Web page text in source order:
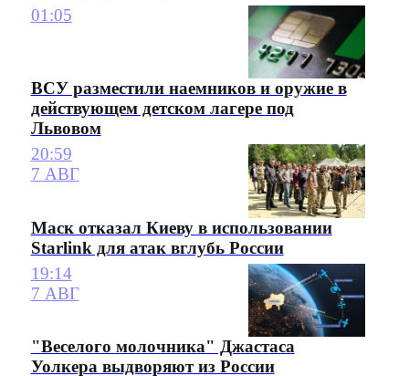
01:05
ВСУ разместили наемников и оружие в
действующем детском лагере под
Львовом
20:59
7 АВГ
Маск отказал Киеву в использовании
Starlink для атак вглубь России
19:14
7 АВГ
"Веселого молочника" Джастаса
Уолкера выдворяют из России